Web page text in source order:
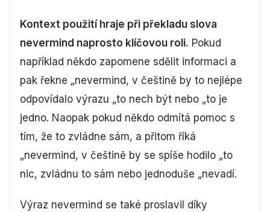
Kontext použití hraje při překladu slova
nevermind naprosto klíčovou roli. Pokud
například někdo zapomene sdělit informaci a
pak řekne „nevermind, v češtině by to nejlépe
odpovídalo výrazu „to nech být nebo „to je
jedno. Naopak pokud někdo odmítá pomoc s
tím, že to zvládne sám, a přitom říká
„nevermind, v češtině by se spíše hodilo „to
nic, zvládnu to sám nebo jednoduše „nevadí.
Výraz nevermind se také proslavil díky